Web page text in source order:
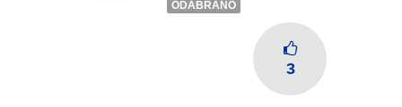
ODABRANO
3